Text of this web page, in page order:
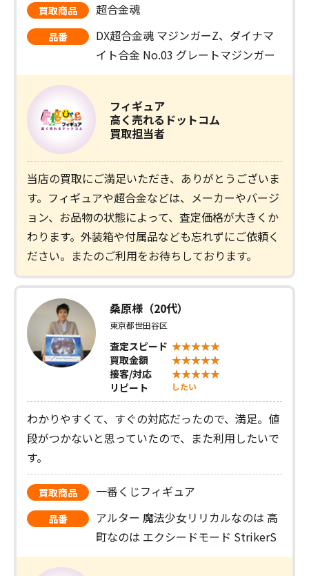
買取商品 超合金魂
品番
DX超合金魂 マジンガーZ、ダイナマ
イト合金 No.03 グレートマジンガー
フィギュア
高く売れるドットコム
買取担当者
当店の買取にご満足いただき、ありがとうございま
す。フィギュアや超合金などは、メーカーやバージ
ョン、お品物の状態によって、査定価格が大きくか
わります。外装箱や付属品なども忘れずにご依頼く
ださい。またのご利用をお待ちしております。
桑原様（20代）
東京都世田谷区
査定スピード
買取金額
接客/対応
リピート
したい
わかりやすくて、すぐの対応だったので、満足。値
段がつかないと思っていたので、また利用したいで
す。
買取商品 一番くじフィギュア
品番
アルター 魔法少女リリカルなのは 高
町なのは エクシードモード StrikerS